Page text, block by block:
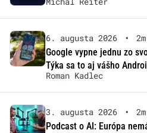
6. augusta 2026 •
2m
Google vypne jednu zo
Týka sa to aj vášho
Roman Kadlec
3. augusta 2026 •
2m
Podcast o AI: Európa